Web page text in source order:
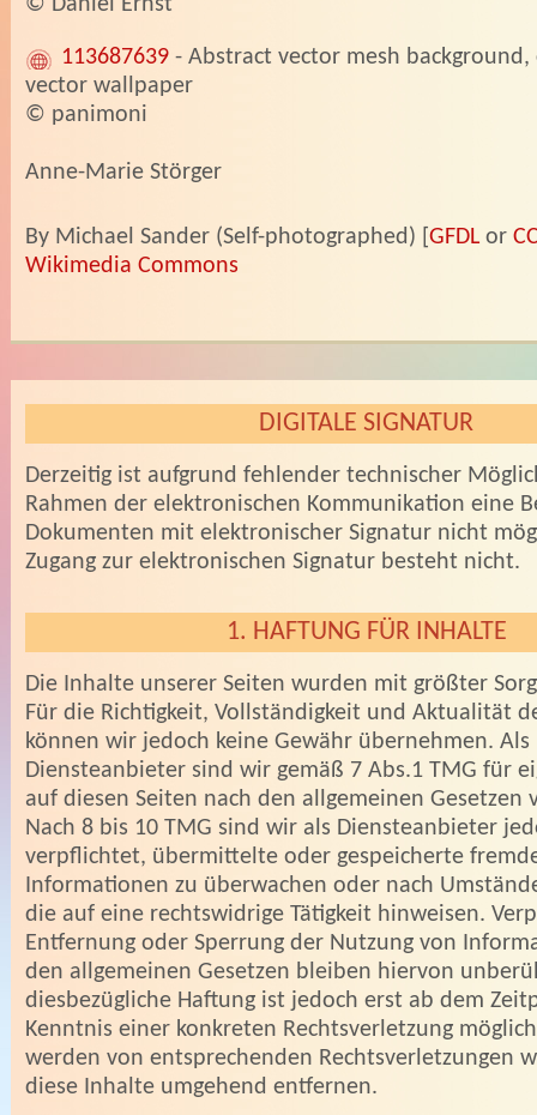
© Daniel Ernst
113687639- Abstract vector mesh
vector wallpaper
© panimoni
Anne-Marie Störger
By Michael Sander (Self-photographed) [ GFDLor
Wikimedia Commons
DIGITALE SIGNATUR
Derzeitig ist aufgrund fehlender technischer
Rahmen der elektronischen Kommunikation eine
Dokumenten mit elektronischer Signatur nicht
Zugang zur elektronischen Signatur besteht nicht.
1. HAFTUNG FÜR INHALTE
Die Inhalte unserer Seiten wurden mit größter
Für die Richtigkeit, Vollständigkeit und Aktualität
können wir jedoch keine Gewähr übernehmen. Als
Diensteanbieter sind wir gemäß 7 Abs.1 TMG für
auf diesen Seiten nach den allgemeinen Gesetzen
Nach 8 bis 10 TMG sind wir als Diensteanbieter
verpflichtet, übermittelte oder gespeicherte
Informationen zu überwachen oder nach
die auf eine rechtswidrige Tätigkeit hinweisen.
Entfernung oder Sperrung der Nutzung von
den allgemeinen Gesetzen bleiben hiervon
diesbezügliche Haftung ist jedoch erst ab dem
Kenntnis einer konkreten Rechtsverletzung
werden von entsprechenden Rechtsverletzungen
diese Inhalte umgehend entfernen.